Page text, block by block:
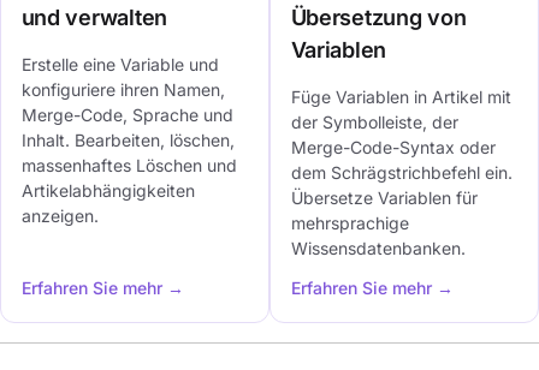
und verwalten
Erstelle eine Variable und
konfiguriere ihren Namen,
Merge-Code, Sprache und
Inhalt. Bearbeiten, löschen,
massenhaftes Löschen und
Artikelabhängigkeiten
anzeigen.
Erfahren Sie mehr →
Übersetzung von
Variablen
Füge Variablen in Artikel mit
der Symbolleiste, der
Merge-Code-Syntax oder
dem Schrägstrichbefehl ein.
Übersetze Variablen für
mehrsprachige
Wissensdatenbanken.
Erfahren Sie mehr →